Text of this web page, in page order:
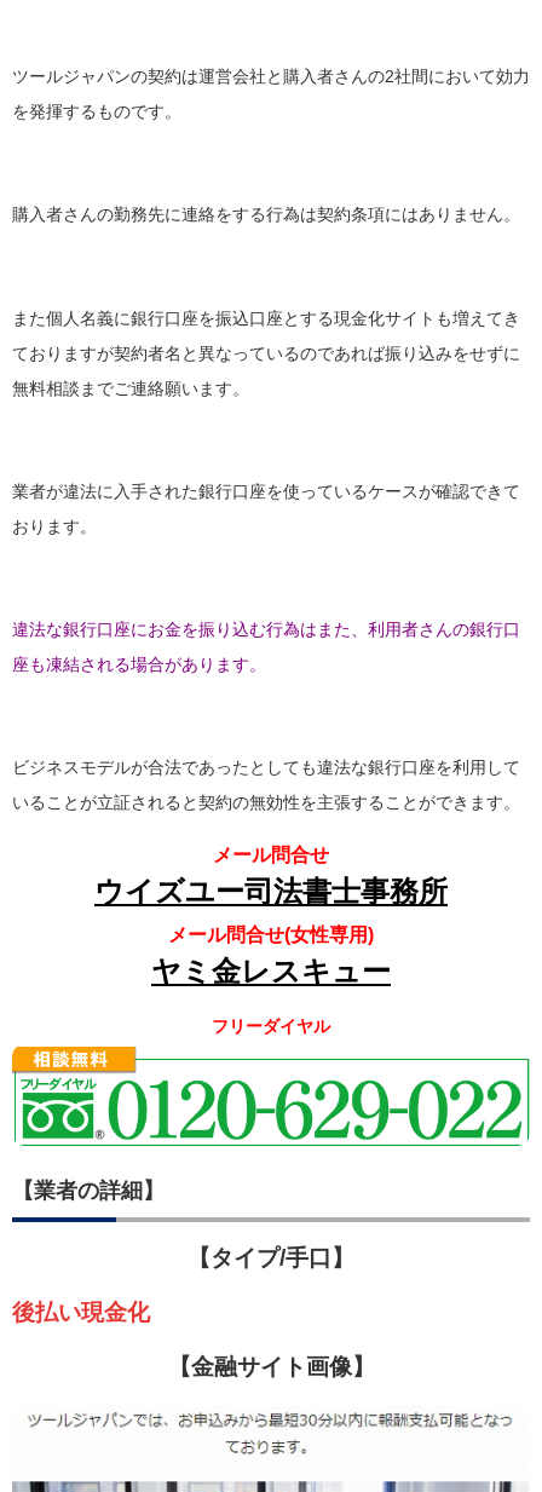
ツールジャパンの契約は運営会社と購入者さんの2社間において効力
を発揮するものです。
購入者さんの勤務先に連絡をする行為は契約条項にはありません。
また個人名義に銀行口座を振込口座とする現金化サイトも増えてき
ておりますが契約者名と異なっているのであれば振り込みをせずに
無料相談までご連絡願います。
業者が違法に入手された銀行口座を使っているケースが確認できて
おります。
違法な銀行口座にお金を振り込む行為はまた、利用者さんの銀行口
座も凍結される場合があります。
ビジネスモデルが合法であったとしても違法な銀行口座を利用して
いることが立証されると契約の無効性を主張することができます。
メール問合せ
ウイズユー司法書士事務所
メール問合せ(女性専用)
ヤミ金レスキュー
フリーダイヤル
【業者の詳細】
【タイプ/手口】
後払い現金化
【金融サイト画像】